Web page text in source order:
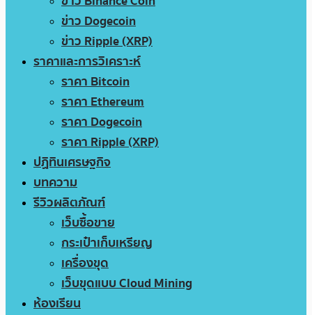
ข่าว Dogecoin
ข่าว Ripple (XRP)
ราคาและการวิเคราะห์
ราคา Bitcoin
ราคา Ethereum
ราคา Dogecoin
ราคา Ripple (XRP)
ปฏิทินเศรษฐกิจ
บทความ
รีวิวผลิตภัณฑ์
เว็บซื้อขาย
กระเป๋าเก็บเหรียญ
เครื่องขุด
เว็บขุดแบบ Cloud Mining
ห้องเรียน